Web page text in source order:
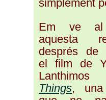
simplement
Em ve al
aquesta
després de
el film de
Things, una